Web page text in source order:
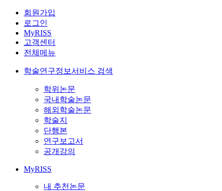
회원가입
로그인
MyRISS
고객센터
전체메뉴
학술연구정보서비스 검색
학위논문
국내학술논문
해외학술논문
학술지
단행본
연구보고서
공개강의
MyRISS
내 추천논문